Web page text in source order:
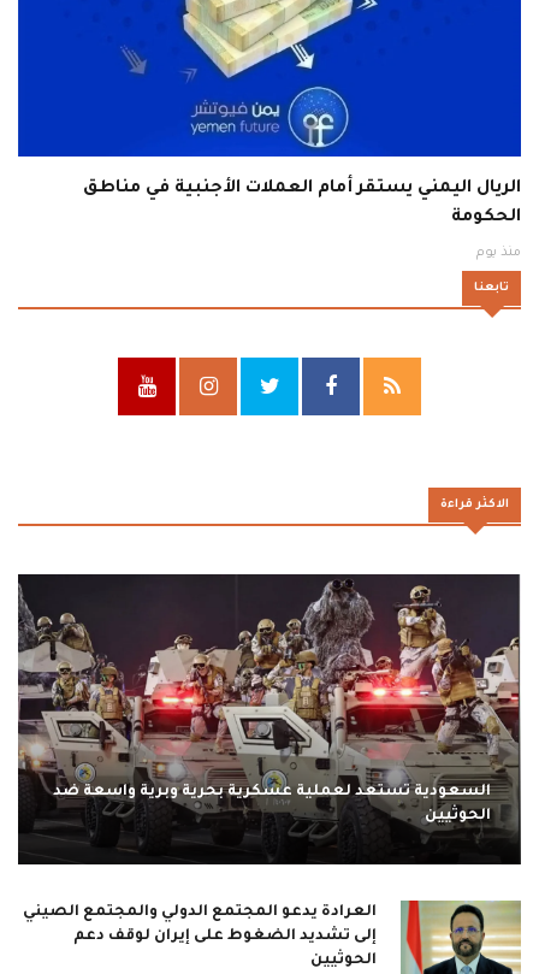
الريال اليمني يستقر أمام العملات الأجنبية في مناطق
الحكومة
منذ يوم
تابعنا
الاكثر قراءة
السعودية تستعد لعملية عسكرية بحرية وبرية واسعة ضد
الحوثيين
العرادة يدعو المجتمع الدولي والمجتمع الصيني
إلى تشديد الضغوط على إيران لوقف دعم
الحوثيين